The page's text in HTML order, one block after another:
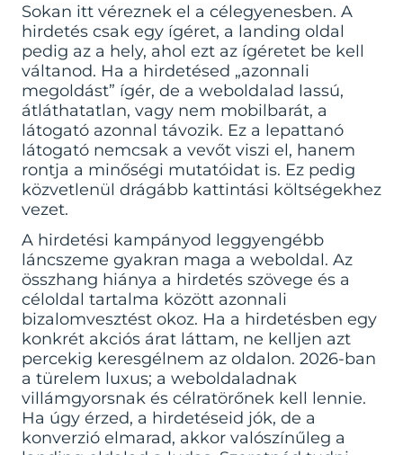
Sokan itt véreznek el a célegyenesben. A
hirdetés csak egy ígéret, a landing oldal
pedig az a hely, ahol ezt az ígéretet be kell
váltanod. Ha a hirdetésed „azonnali
megoldást” ígér, de a weboldalad lassú,
átláthatatlan, vagy nem mobilbarát, a
látogató azonnal távozik. Ez a lepattanó
látogató nemcsak a vevőt viszi el, hanem
rontja a minőségi mutatóidat is. Ez pedig
közvetlenül drágább kattintási költségekhez
vezet.
A hirdetési kampányod leggyengébb
láncszeme gyakran maga a weboldal. Az
összhang hiánya a hirdetés szövege és a
céloldal tartalma között azonnali
bizalomvesztést okoz. Ha a hirdetésben egy
konkrét akciós árat láttam, ne kelljen azt
percekig keresgélnem az oldalon. 2026-ban
a türelem luxus; a weboldaladnak
villámgyorsnak és célratörőnek kell lennie.
Ha úgy érzed, a hirdetéseid jók, de a
konverzió elmarad, akkor valószínűleg a